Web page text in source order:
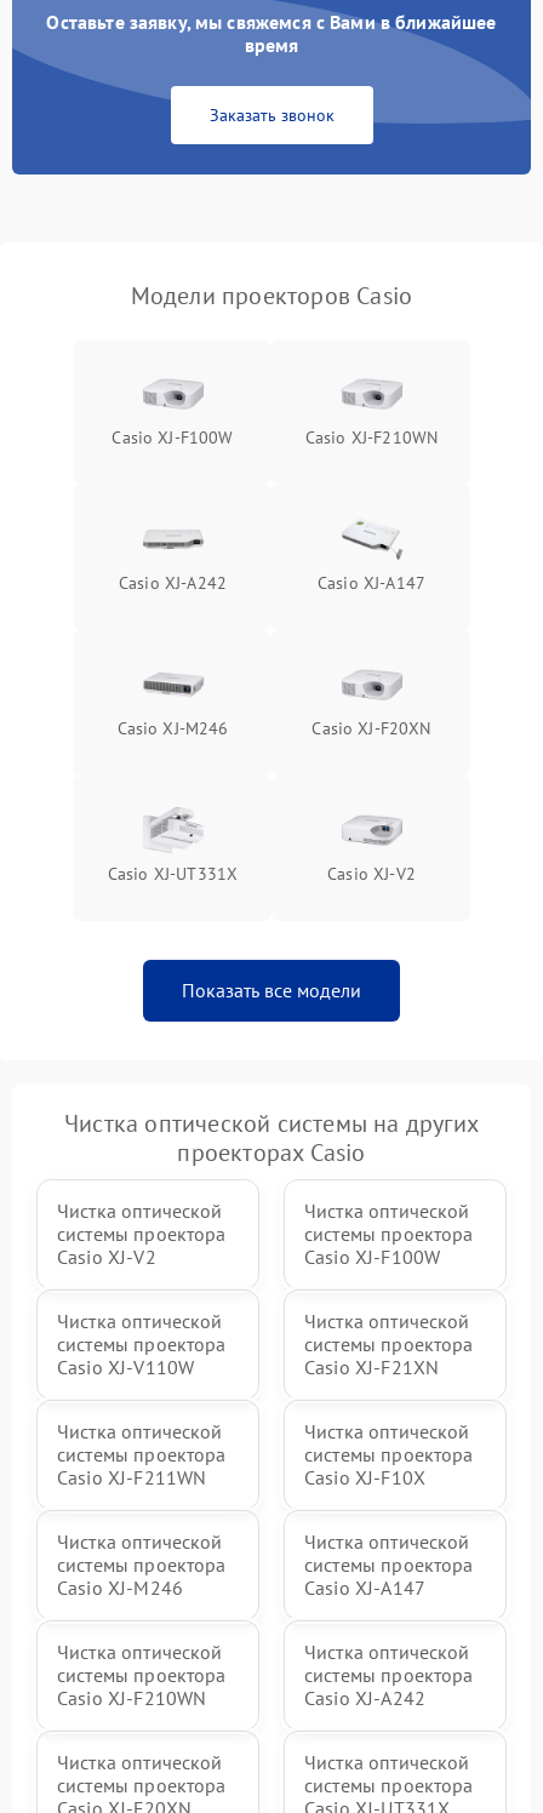
Неравномерная подсветка
4500 ₽ Подробнее →
автоматическая коррекция
трапеции (Keystone)
3000 ₽ Подробнее →
Оставьте заявку, мы свяжемся с Вами в ближайшее
время
Заказать звонок
Модели проекторов Casio
Casio XJ-F100W Casio XJ-F210WN
Casio XJ-A242 Casio XJ-A147
Casio XJ-M246 Casio XJ-F20XN
Casio XJ-UT331X Casio XJ-V2
Показать все модели
Чистка оптической системы на других
проекторах Casio
Чистка оптической
системы проектора
Casio XJ-V2
Чистка оптической
системы проектора
Casio XJ-F100W
Чистка оптической
системы проектора
Casio XJ-V110W
Чистка оптической
системы проектора
Casio XJ-F21XN
Чистка оптической
системы проектора
Casio XJ-F211WN
Чистка оптической
системы проектора
Casio XJ-F10X
Чистка оптической
системы проектора
Casio XJ-M246
Чистка оптической
системы проектора
Casio XJ-A147
Чистка оптической
системы проектора
Casio XJ-F210WN
Чистка оптической
системы проектора
Casio XJ-A242
Чистка оптической
системы проектора
Чистка оптической
системы проектора